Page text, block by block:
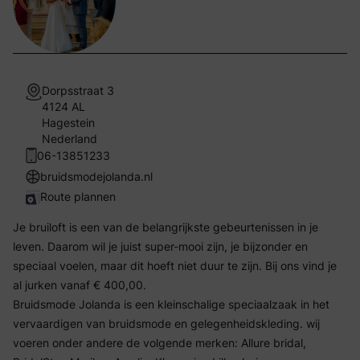
Dorpsstraat 3
4124 AL
Hagestein
Nederland
06-13851233
bruidsmodejolanda.nl
Route plannen
Je bruiloft is een van de belangrijkste gebeurtenissen in je
leven. Daarom wil je juist super-mooi zijn, je bijzonder en
speciaal voelen, maar dit hoeft niet duur te zijn. Bij ons vind je
al jurken vanaf € 400,00.
Bruidsmode Jolanda is een kleinschalige speciaalzaak in het
vervaardigen van bruidsmode en gelegenheidskleding. wij
voeren onder andere de volgende merken: Allure bridal,